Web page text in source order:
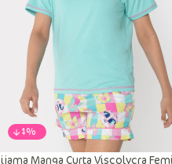
Adicionar a sacola
-24%
Manga Curta Viscolycra